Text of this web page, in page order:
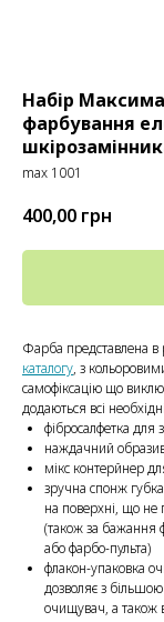
Набір
фарбування
max 1001
400,00 грн
Фарба представлена ​​в
каталогу, з
самофіксацію що
додаються всі
фібросалфетка для
наждачний
мікс контерйнер
зручна спонж
на поверхні, що не
(також за бажання
або фарбо-пульта)
флакон-упаковка
дозволяє з більшою
очищувач, а також